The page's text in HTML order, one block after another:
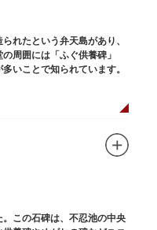
れたという弁天島があり、
周囲には「ふぐ供養碑」
いことで知られています。
この石碑は、不忍池の中央